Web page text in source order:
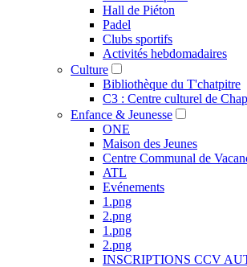
Hall de Piéton
Padel
Clubs sportifs
Activités hebdomadaires
Culture
Bibliothèque du T'chatpitre
C3 : Centre culturel de
Enfance & Jeunesse
ONE
Maison des Jeunes
Centre Communal de
ATL
Evénements
1.png
2.png
1.png
2.png
INSCRIPTIONS CCV